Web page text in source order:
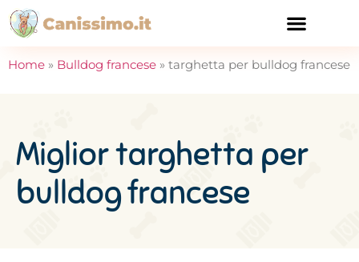
Home » Bulldog francese » targhetta per bulldog francese
Miglior targhetta per
bulldog francese